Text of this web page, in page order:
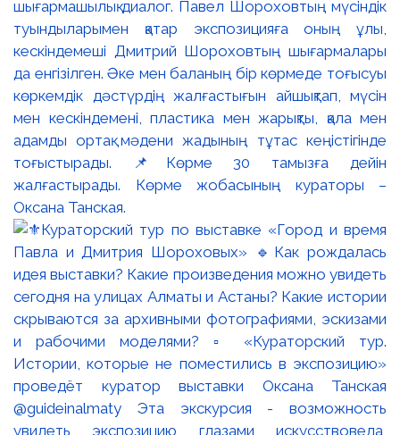
шығармашылық диалог. Павел Шороховтың мүсіндік
туындыларымен қатар экспозицияға оның ұлы,
кескіндемеші Дмитрий Шороховтың шығармалары
да енгізілген. Әке мен баланың бір көрмеде тоғысуы
көркемдік дәстүрдің жалғастығын айшықтап, мүсін
мен кескіндемені, пластика мен жарықты, қала мен
адамды ортақ мәдени жадының тұтас кеңістігінде
тоғыстырады. 📌Көрме 30 тамызға дейін
жалғастырады. Көрме жобасының кураторы –
Оксана Танская.